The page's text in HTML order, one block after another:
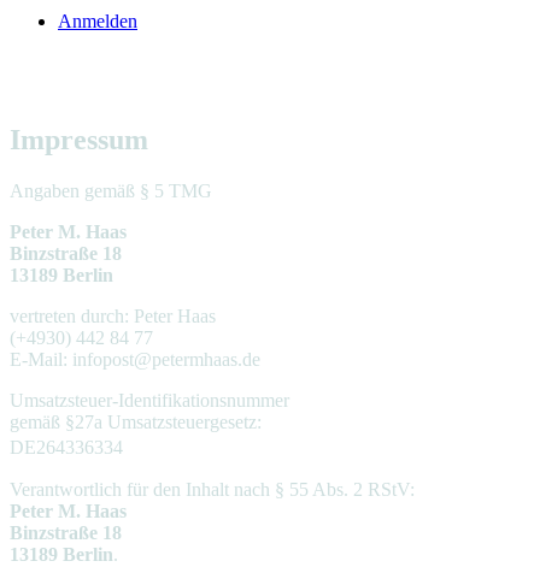
Anmelden
Impressum
Angaben gemäß § 5 TMG
Peter M. Haas
Binzstraße 18
13189 Berlin
vertreten durch: Peter Haas
(+4930) 442 84 77
E-Mail: infopost@petermhaas.de
Umsatzsteuer-Identifikationsnummer
gemäß §27a Umsatzsteuergesetz:
DE264336334
Verantwortlich für den Inhalt nach § 55 Abs. 2 RStV:
Peter M. Haas
Binzstraße 18
13189 Berlin.